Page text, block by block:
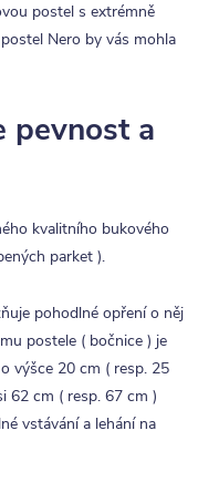
postel s extrémně
Nero by vás mohla
pevnost a
kvalitního bukového
parket ).
pohodlné opření o něj
postele ( bočnice ) je
výšce 20 cm ( resp. 25
62 cm ( resp. 67 cm )
vstávání a lehání na